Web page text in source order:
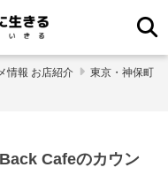
情報 お店紹介 東京・神保町
Cafeのカウン